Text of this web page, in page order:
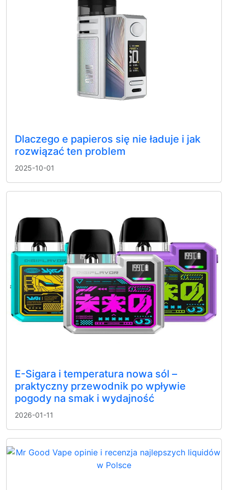
Dlaczego e papieros się nie ładuje i jak
rozwiązać ten problem
2025-10-01
E-Sigara i temperatura nowa sól –
praktyczny przewodnik po wpływie
pogody na smak i wydajność
2026-01-11